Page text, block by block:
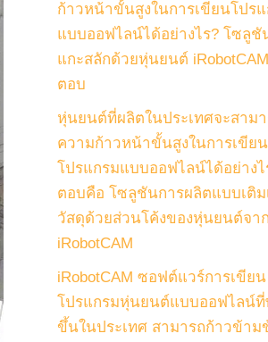
ก้าวหน้าขั้นสูงในการเขียนโปร
แบบออฟไลน์ได้อย่างไร? โซลูชั
แกะสลักด้วยหุ่นยนต์
ตอบ
หุ่นยนต์ที่ผลิตในประเทศจะสามา
ความก้าวหน้าขั้นสูงในการเขียน
โปรแกรมแบบออฟไลน์ได้อย่างไ
ตอบคือ โซลูชันการผลิตแบบเติม
วัสดุด้วยส่วนโค้งของหุ่นยนต์จาก
iRobotCAM
iRobotCAM ซอฟต์แวร์การเขียน
โปรแกรมหุ่นยนต์แบบออฟไลน์
ขึ้นในประเทศ สามารถก้าวข้าม